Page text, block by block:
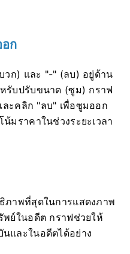
ก
ก) และ "-" (ลบ) อยู่ด้าน
รับปรับขนาด (ซูม) กราฟ
ะคลิก "ลบ" เพื่อซูมออก
มราคาในช่วงระยะเวลา
ภาพที่สุดในการแสดงภาพ
พย์ในอดีต กราฟช่วยให้
และในอดีตได้อย่าง